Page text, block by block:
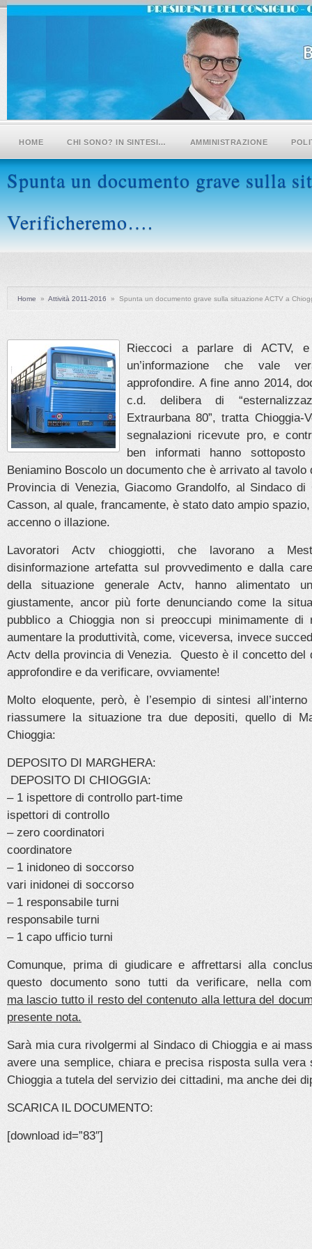
HOME CHI SONO? IN SINTESI… AMMINISTRAZIONE
Spunta un documento grave sulla
Verificheremo….
Home » Attività 2011-2016 » Spunta un documento grave sulla situazione ACTV a
Rieccoci a parlare di ACTV,
un’informazione che vale
approfondire. A fine anno 2014,
c.d. delibera di
Extraurbana 80”, tratta Chioggia-
segnalazioni ricevute pro, e
ben informati hanno
Beniamino Boscolo un documento che è arrivato al tavolo
Provincia di Venezia, Giacomo Grandolfo, al Sindaco di
Casson, al quale, francamente, è stato dato ampio
accenno o illazione.
Lavoratori Actv chioggiotti, che lavorano a
disinformazione artefatta sul provvedimento e dalla
della situazione generale Actv, hanno alimentato
giustamente, ancor più forte denunciando come la
pubblico a Chioggia non si preoccupi minimamente
aumentare la produttività, come, viceversa, invece
Actv della provincia di Venezia. Questo è il concetto del
approfondire e da verificare, ovviamente!
Molto eloquente, però, è l’esempio di sintesi
riassumere la situazione tra due depositi, quello di
Chioggia:
DEPOSITO DI
DEPOSITO DI CHIOGGIA:
– 1 ispettore di controllo
ispettori di controllo
– zero
coordinatore
– 1 inidoneo di
vari inidonei di soccorso
– 1 responsabile
responsabile turni
– 1 capo ufficio turni
Comunque, prima di giudicare e affrettarsi alla
questo documento sono tutti da verificare, nella
ma lascio tutto il resto del contenuto alla lettura del
presente nota.
Sarà mia cura rivolgermi al Sindaco di Chioggia e ai
avere una semplice, chiara e precisa risposta sulla vera
Chioggia a tutela del servizio dei cittadini, ma anche dei
SCARICA IL DOCUMENTO:
[download id=”83″]